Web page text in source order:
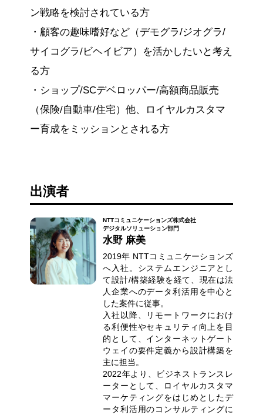
ン戦略を検討されている方
・顧客の趣味嗜好など（デモグラ/ジオグラ/
サイコグラ/ビヘイビア）を活かしたいと考え
る方
・ショップ/SCデベロッパー/高額商品販売
（保険/自動車/住宅）他、ロイヤルカスタマ
ー育成をミッションとされる方
出演者
NTTコミュニケーションズ株式会社
デジタルソリューション部門
水野 麻美
2019年 NTTコミュニケーションズ
へ入社。システムエンジニアとし
て設計/構築経験を経て、現在は法
人企業へのデータ利活用を中心と
した案件に従事。
入社以降、リモートワークにおけ
る利便性やセキュリティ向上を目
的として、インターネットゲート
ウェイの要件定義から設計構築を
主に担当。
2022年より、ビジネストランスレ
ーターとして、ロイヤルカスタマ
マーケティングをはじめとしたデ
ータ利活用のコンサルティングに